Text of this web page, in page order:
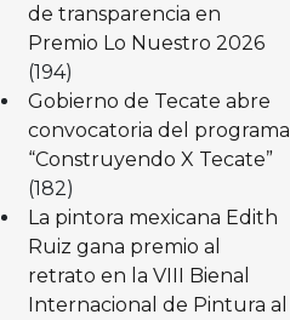
de transparencia en
Premio Lo Nuestro 2026
(194)
Gobierno de Tecate abre
convocatoria del programa
“Construyendo X Tecate”
(182)
La pintora mexicana Edith
Ruiz gana premio al
retrato en la VIII Bienal
Internacional de Pintura al